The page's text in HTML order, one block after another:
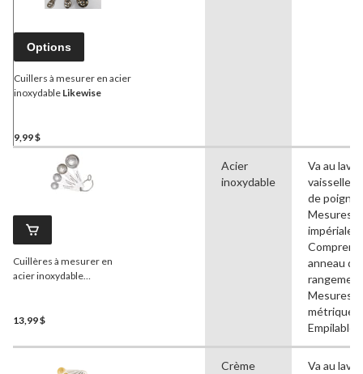
Options
Cuillers à mesurer en acier
inoxydable Likewise
9,99 $
Cuillères à mesurer en
acier inoxydable
13,99 $
Acier
inoxydable
Va au lave-
vaisselle,
de
Mesures
impériales,
anneau de
Mesures
métriques,
Empilable
Crème
Va au lave-